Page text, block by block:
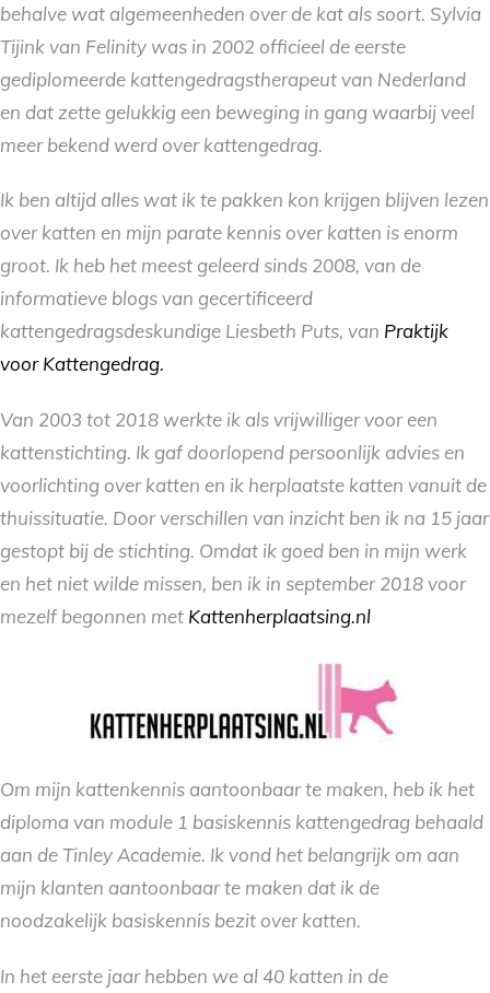
behalve wat algemeenheden over de kat als soort. Sylvia
Tijink van Felinity was in 2002 officieel de eerste
gediplomeerde kattengedragstherapeut van Nederland
en dat zette gelukkig een beweging in gang waarbij veel
meer bekend werd over kattengedrag.
Ik ben altijd alles wat ik te pakken kon krijgen blijven lezen
over katten en mijn parate kennis over katten is enorm
groot. Ik heb het meest geleerd sinds 2008, van de
informatieve blogs van gecertificeerd
kattengedragsdeskundige Liesbeth Puts, van Praktijk
voor Kattengedrag.
Van 2003 tot 2018 werkte ik als vrijwilliger voor een
kattenstichting. Ik gaf doorlopend persoonlijk advies en
voorlichting over katten en ik herplaatste katten vanuit de
thuissituatie. Door verschillen van inzicht ben ik na 15 jaar
gestopt bij de stichting. Omdat ik goed ben in mijn werk
en het niet wilde missen, ben ik in september 2018 voor
mezelf begonnen met Kattenherplaatsing.nl
Om mijn kattenkennis aantoonbaar te maken, heb ik het
diploma van module 1 basiskennis kattengedrag behaald
aan de Tinley Academie. Ik vond het belangrijk om aan
mijn klanten aantoonbaar te maken dat ik de
noodzakelijk basiskennis bezit over katten.
In het eerste jaar hebben we al 40 katten in de